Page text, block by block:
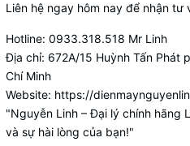
Liên hệ ngay hôm nay để nhận tư
Hotline: 0933.318.518 Mr Linh
Địa chỉ: 672A/15 Huỳnh Tấn Phát
Chí Minh
Website: https://
"Nguyễn Linh – Đại lý chính hãng
và sự hài lòng của bạn!"